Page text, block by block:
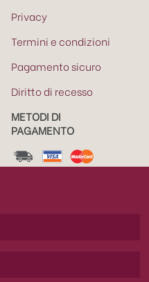
Privacy
Termini e condizioni
Pagamento sicuro
Diritto di recesso
METODI DI
PAGAMENTO